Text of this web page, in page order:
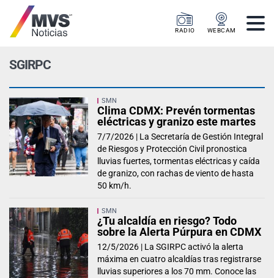
RADIO WEBCAM
SGIRPC
SMN
Clima CDMX: Prevén tormentas
eléctricas y granizo este martes
7/7/2026 | La Secretaría de Gestión Integral
de Riesgos y Protección Civil pronostica
lluvias fuertes, tormentas eléctricas y caída
de granizo, con rachas de viento de hasta
50 km/h.
SMN
¿Tu alcaldía en riesgo? Todo
sobre la Alerta Púrpura en CDMX
12/5/2026 | La SGIRPC activó la alerta
máxima en cuatro alcaldías tras registrarse
lluvias superiores a los 70 mm. Conoce las